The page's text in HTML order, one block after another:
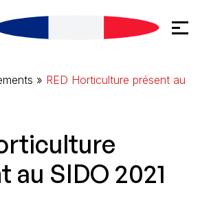
» RED Horticulture présent au
au SIDO 2021